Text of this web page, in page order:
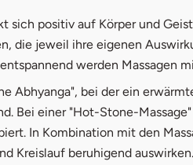
sich positiv auf Körper und
die jeweil ihre eigenen
werden Massagen
Abhyanga", bei der ein
Bei einer "Hot-Stone-
In Kombination mit den
Kreislauf beruhigend